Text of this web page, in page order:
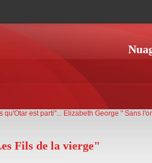
qu'Otar est parti"... Elizabeth George " Sans
Fils de la vierge"